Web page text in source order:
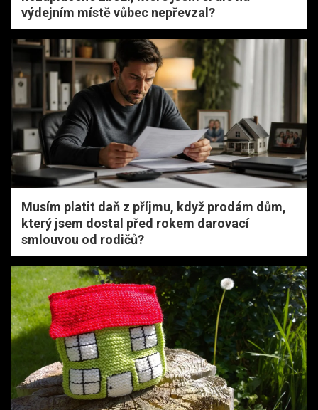
výdejním místě vůbec nepřevzal?
Musím platit daň z příjmu, když prodám dům,
který jsem dostal před rokem darovací
smlouvou od rodičů?